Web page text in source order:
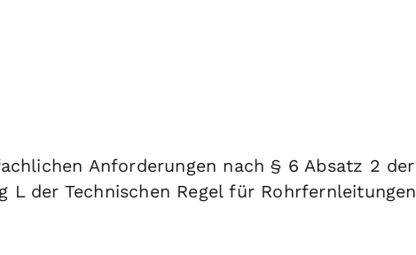
Anforderungen nach § 6 Absatz 2 der
L der Technischen Regel für Rohrfernleitungen